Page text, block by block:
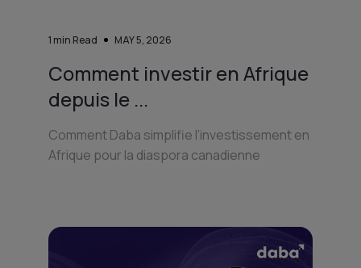
1 min Read MAY 5, 2026
Comment investir en Afrique
depuis le ...
Comment Daba simplifie l’investissement en
Afrique pour la diaspora canadienne